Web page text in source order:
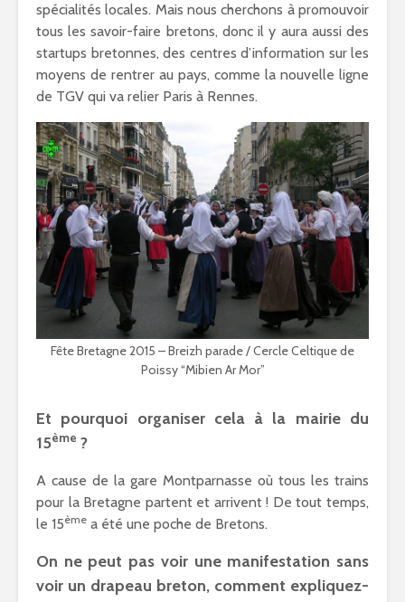
spécialités locales. Mais nous cherchons à promouvoir
tous les savoir-faire bretons, donc il y aura aussi des
startups bretonnes, des centres d’information sur les
moyens de rentrer au pays, comme la nouvelle ligne
de TGV qui va relier Paris à Rennes.
Fête Bretagne 2015 – Breizh parade / Cercle Celtique de
Poissy “Mibien Ar Mor”
Et pourquoi organiser cela à la mairie du
15ème ?
A cause de la gare Montparnasse où tous les trains
pour la Bretagne partent et arrivent ! De tout temps,
le 15ème a été une poche de Bretons.
On ne peut pas voir une manifestation sans
voir un drapeau breton, comment expliquez-